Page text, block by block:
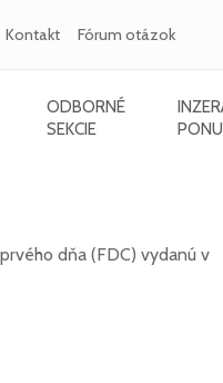
Kontakt Fórum otázok
ODBORNÉ
SEKCIE
dňa (FDC) vydanú v